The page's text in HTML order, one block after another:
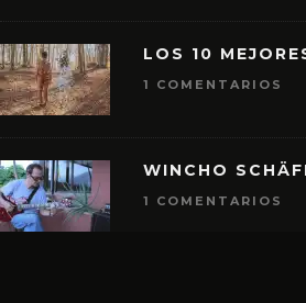
LOS 10
1 COMENTARIOS
WINCHO
1 COMENTARIOS